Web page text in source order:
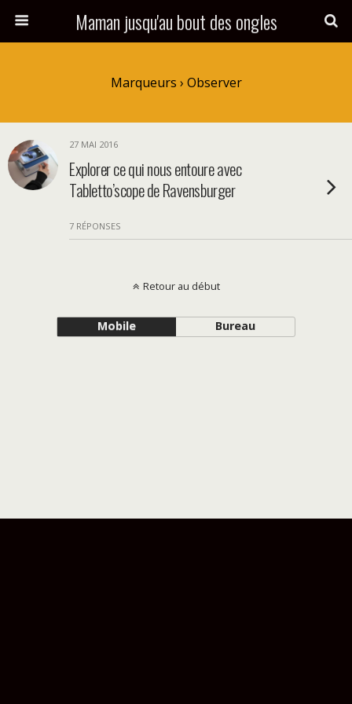
Maman jusqu'au bout des ongles
Marqueurs › Observer
27 MAI 2016
Explorer ce qui nous entoure avec
Tabletto’scope de Ravensburger
7 RÉPONSES
Retour au début
Mobile Bureau